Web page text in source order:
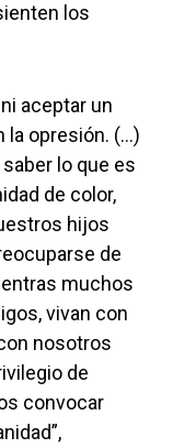
los
aceptar un
la opresión. (…)
lo que es
de color,
hijos
de
muchos
vivan con
nosotros
de
convocar